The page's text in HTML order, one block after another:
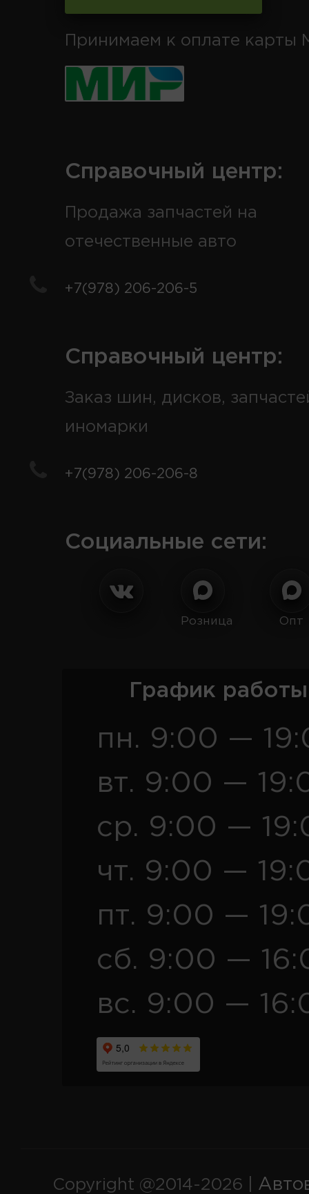
Принимаем к оплате карты
Справочный центр:
Продажа запчастей на
отечественные авто
+7(978) 206-206-5
Справочный центр:
Заказ шин, дисков,
иномарки
+7(978) 206-206-8
Социальные сети:
Розница Опт
График
пн. 9:00 —
вт. 9:00 —
ср. 9:00 —
чт. 9:00 —
пт. 9:00 —
сб. 9:00 —
вс. 9:00 —
Copyright @2014-2026 |